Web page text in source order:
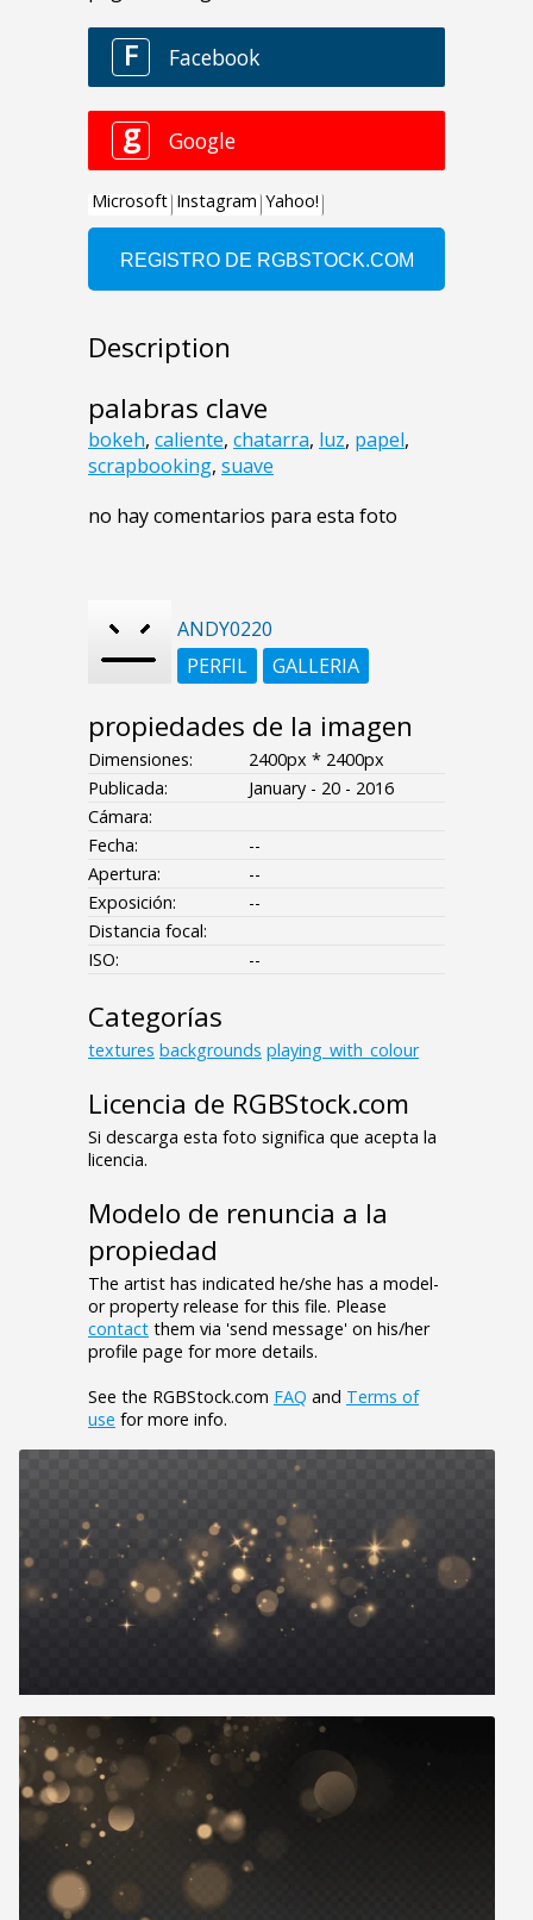
Description
palabras clave
bokeh, caliente, chatarra, luz, papel,
scrapbooking, suave
no hay comentarios para esta foto
ANDY0220
PERFIL
GALLERIA
propiedades de la imagen
Dimensiones:
2400px * 2400px
Publicada:
January - 20 - 2016
Cámara:
Fecha:
--
Apertura:
--
Exposición:
--
Distancia focal:
ISO:
--
Categorías
textures backgrounds playing_with_colour
Licencia de RGBStock.com
Si descarga esta foto significa que acepta la
licencia.
Modelo de renuncia a la
propiedad
The artist has indicated he/she has a model-
or property release for this file. Please
contact them via 'send message' on his/her
profile page for more details.
See the RGBStock.com FAQ and Terms of
use for more info.